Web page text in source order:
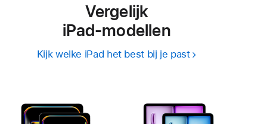
Vergelijk
iPad‑modellen
Kijk welke iPad het best bij je past